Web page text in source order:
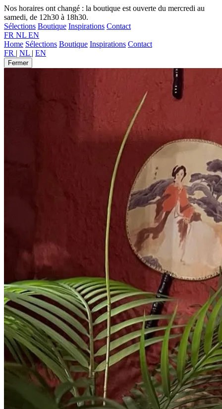
Nos horaires ont changé : la boutique est ouverte du mercredi au
samedi, de 12h30 à 18h30.
Sélections Boutique Inspirations Contact
FR NL EN
Home Sélections Boutique Inspirations Contact
FR | NL | EN
Fermer